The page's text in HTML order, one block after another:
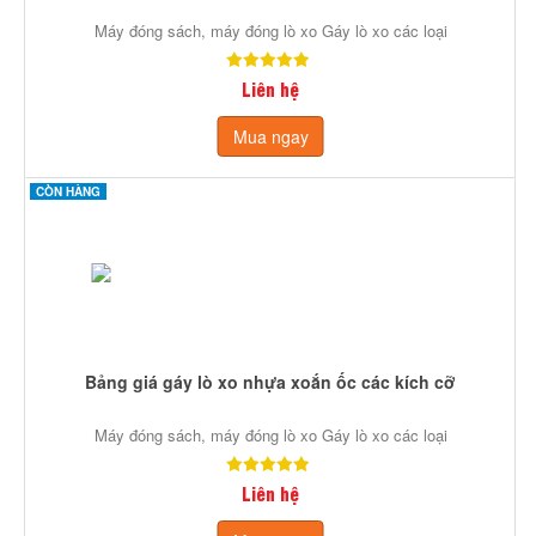
Máy đóng sách, máy đóng lò xo Gáy lò xo các loại
Liên hệ
Mua ngay
CÒN HÀNG
Bảng giá gáy lò xo nhựa xoắn ốc các kích cỡ
Máy đóng sách, máy đóng lò xo Gáy lò xo các loại
Liên hệ